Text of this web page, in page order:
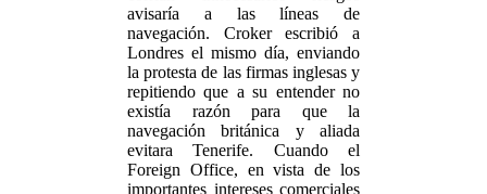
avisaría a las líneas de
navegación. Croker escribió a
Londres el mismo día, enviando
la protesta de las firmas inglesas y
repitiendo que a su entender no
existía razón para que la
navegación británica y aliada
evitara Tenerife. Cuando el
Foreign Office, en vista de los
importantes intereses comerciales